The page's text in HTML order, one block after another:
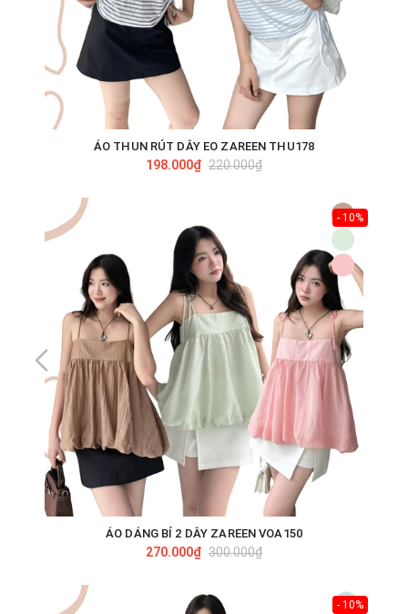
ÁO THUN RÚT DÂY EO ZAREEN THU178
198.000₫ 220.000₫
- 10%
ÁO DÁNG BÍ 2 DÂY ZAREEN VOA150
270.000₫ 300.000₫
- 10%